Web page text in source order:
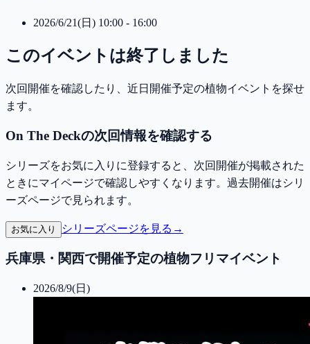
2026/6/21(日) 10:00 - 16:00
このイベントは終了しました
次回開催を確認したり、近日開催予定の植物イベントを探せ
ます。
On The Deckの次回情報を確認する
シリーズをお気に入りに登録すると、次回開催が掲載された
ときにマイページで確認しやすくなります。過去開催はシリ
ーズページで見られます。
お気に入り シリーズページを見る →
兵庫県・関西で開催予定の植物フリマイベント
2026/8/9(日)